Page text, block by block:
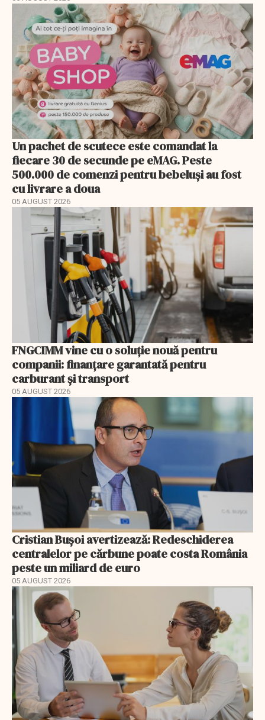
Un pachet de scutece este comandat la
fiecare 30 de secunde pe eMAG. Peste
500.000 de comenzi pentru bebeluși au fost
cu livrare a doua
05 AUGUST 2026
FNGCIMM vine cu o soluție nouă pentru
companii: finanțare garantată pentru
carburant și transport
05 AUGUST 2026
Cristian Bușoi avertizează: Redeschiderea
centralelor pe cărbune poate costa România
peste un miliard de euro
05 AUGUST 2026